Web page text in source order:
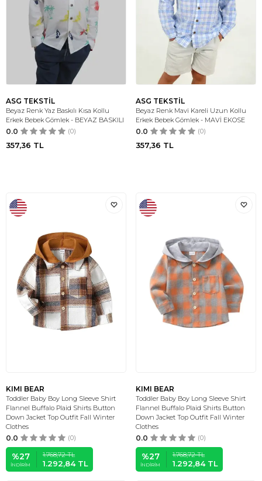
ASG TEKSTİL
Beyaz Renk Yaz Baskılı Kısa Kollu
Erkek Bebek Gömlek - BEYAZ BASKILI
0.0 (0)
357,36 TL
ASG TEKSTİL
Beyaz Renk Mavi Kareli Uzun Kollu
Erkek Bebek Gömlek - MAVİ EKOSE
0.0 (0)
357,36 TL
KIMI BEAR
Toddler Baby Boy Long Sleeve Shirt
Flannel Buffalo Plaid Shirts Button
Down Jacket Top Outfit Fall Winter
Clothes
0.0 (0)
%27
İNDIRIM
1.768,72TL
1.292,84TL
KIMI BEAR
Toddler Baby Boy Long Sleeve Shirt
Flannel Buffalo Plaid Shirts Button
Down Jacket Top Outfit Fall Winter
Clothes
0.0 (0)
%27
İNDIRIM
1.768,72TL
1.292,84TL